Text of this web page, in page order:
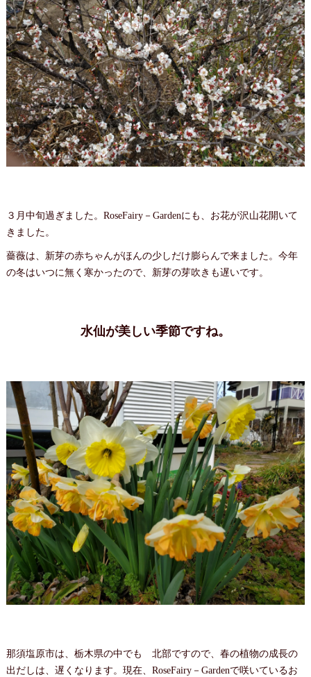
３月中旬過ぎました。RoseFairy－Gardenにも、お花が沢山花開いて
きました。
薔薇は、新芽の赤ちゃんがほんの少しだけ膨らんで来ました。今年
の冬はいつに無く寒かったので、新芽の芽吹きも遅いです。
水仙が美しい季節ですね。
那須塩原市は、栃木県の中でも 北部ですので、春の植物の成長の
出だしは、遅くなります。現在、RoseFairy－Gardenで咲いているお